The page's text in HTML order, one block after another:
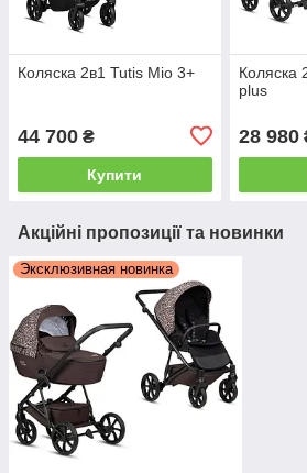
Коляска 2в1 Tutis Mio 3+
44 700 ₴
Купити
Коляска
plus
28 980
Акційні пропозиції та новинки
Эксклюзивная новинка